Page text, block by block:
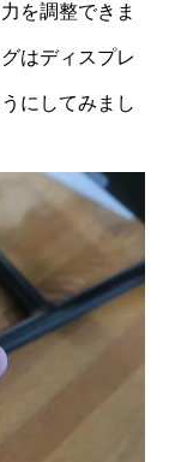
を調整できま
はディスプレ
にしてみまし